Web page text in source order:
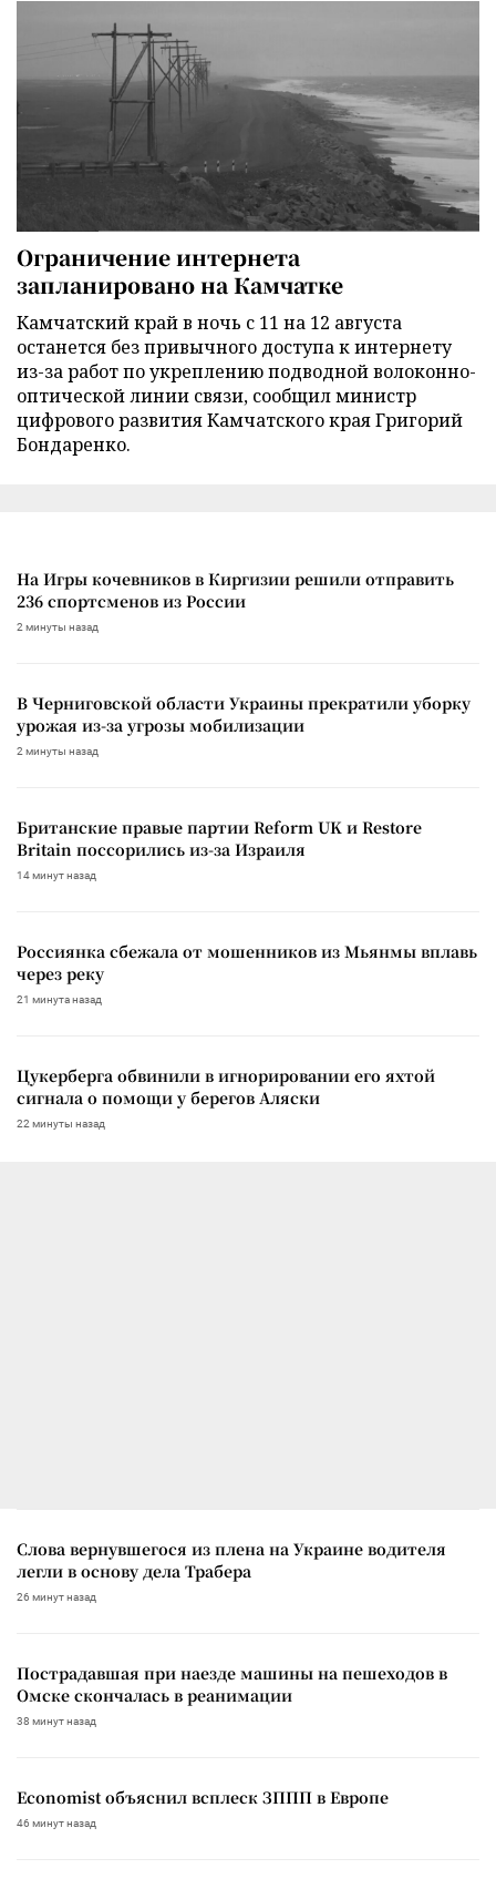
Ограничение интернета
запланировано на Камчатке
Камчатский край в ночь с 11 на 12 августа
останется без привычного доступа к интернету
из-за работ по укреплению подводной волоконно-
оптической линии связи, сообщил министр
цифрового развития Камчатского края Григорий
Бондаренко.
На Игры кочевников в Киргизии решили отправить
236 спортсменов из России
2 минуты назад
В Черниговской области Украины прекратили уборку
урожая из-за угрозы мобилизации
2 минуты назад
Британские правые партии Reform UK и Restore
Britain поссорились из-за Израиля
14 минут назад
Россиянка сбежала от мошенников из Мьянмы вплавь
через реку
21 минута назад
Цукерберга обвинили в игнорировании его яхтой
сигнала о помощи у берегов Аляски
22 минуты назад
Слова вернувшегося из плена на Украине водителя
легли в основу дела Трабера
26 минут назад
Пострадавшая при наезде машины на пешеходов в
Омске скончалась в реанимации
38 минут назад
Economist объяснил всплеск ЗППП в Европе
46 минут назад